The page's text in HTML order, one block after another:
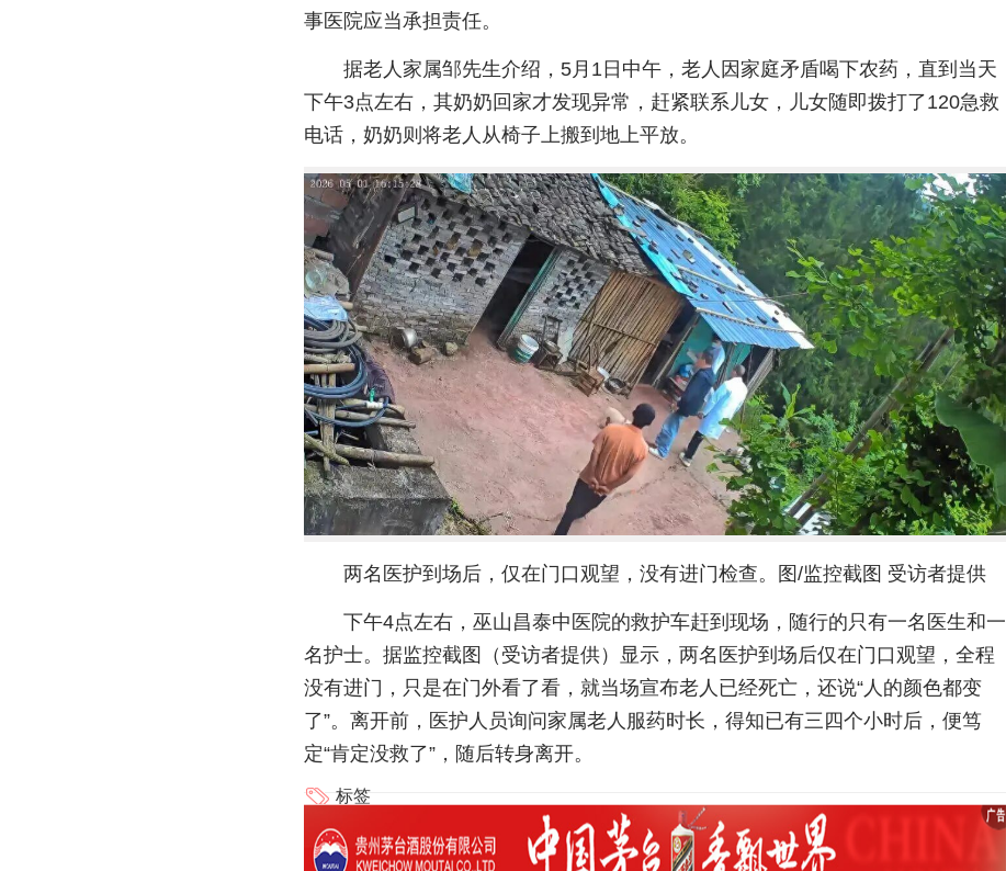
事医院应当承担责任。
据老人家属邹先生介绍，5月1日中午，老人因家庭矛盾喝下农药，直到当天
下午3点左右，其奶奶回家才发现异常，赶紧联系儿女，儿女随即拨打了120急救
电话，奶奶则将老人从椅子上搬到地上平放。
两名医护到场后，仅在门口观望，没有进门检查。图/监控截图 受访者提供
下午4点左右，巫山昌泰中医院的救护车赶到现场，随行的只有一名医生和一
名护士。据监控截图（受访者提供）显示，两名医护到场后仅在门口观望，全程
没有进门，只是在门外看了看，就当场宣布老人已经死亡，还说“人的颜色都变
了”。离开前，医护人员询问家属老人服药时长，得知已有三四个小时后，便笃
定“肯定没救了”，随后转身离开。
标签